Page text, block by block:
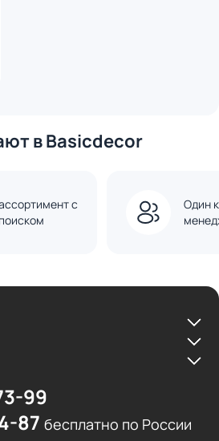
в Basicdecor
с
Один
99
87 бесплатно по России